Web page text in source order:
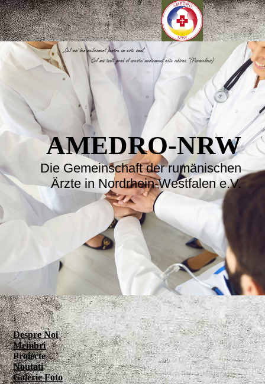
AMEDRO-NRW
Die Gemeinschaft der rumänischen
Ärzte in Nordrhein-Westfalen e.V.
Despre Noi
Membri
Proiecte
Noutati
Galerie Foto